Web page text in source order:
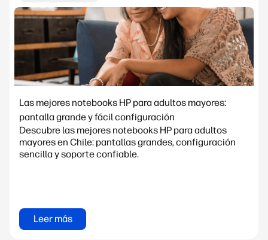
Las mejores notebooks HP para adultos mayores:
pantalla grande y fácil configuración
Descubre las mejores notebooks HP para adultos
mayores en Chile: pantallas grandes, configuración
sencilla y soporte confiable.
Leer más